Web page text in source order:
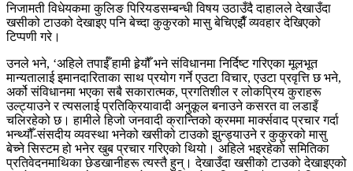
निजामती विधेयकमा कुलिङ पिरियडसम्बन्धी विषय उठाउँदै दाहालले देखाउँदा
खसीको टाउको देखाइए पनि बेच्दा कुकुरको मासु बेचिएझैँ व्यवहार देखिएको
टिप्पणी गरे।
उनले भने, ‘अहिले तपाईँ हामी हेर्‍यौँ भने संविधानमा निर्दिष्ट गरिएका मूलभूत
मान्यतालाई इमानदारिताका साथ प्रयोग गर्ने एउटा विचार, एउटा प्रवृत्ति छ भने,
अर्को संविधानमा भएका सबै सकारात्मक, प्रगतिशील र लोकप्रिय कुराहरू
उल्ट्याउने र त्यसलाई प्रतिक्रियावादी अनुकूल बनाउने कसरत वा लडाइँ
चलिरहेको छ। हामीले हिजो जनवादी क्रान्तिको क्रममा मार्क्सवाद प्रचार गर्दा
भन्थ्यौँ-संसदीय व्यवस्था भनेको खसीको टाउको झुन्ड्याउने र कुकुरको मासु
बेच्ने सिस्टम हो भनेर खुब प्रचार गरिएको थियो। अहिले भइरहेको समितिका
प्रतिवेदनमाथिका छेडखानीहरू त्यस्तै हुन्। देखाउँदा खसीको टाउको देखाइएको